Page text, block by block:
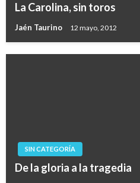
La Carolina, sin toros
Jaén Taurino 12 mayo, 2012
SIN CATEGORÍA
De la gloria a la tragedia